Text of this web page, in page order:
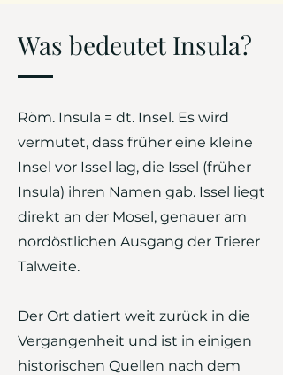
Was bedeutet Insula?
Röm. Insula = dt. Insel. Es wird
vermutet, dass früher eine kleine
Insel vor Issel lag, die Issel (früher
Insula) ihren Namen gab. Issel liegt
direkt an der Mosel, genauer am
nordöstlichen Ausgang der Trierer
Talweite.
Der Ort datiert weit zurück in die
Vergangenheit und ist in einigen
historischen Quellen nach dem